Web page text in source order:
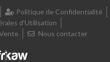
Politique de Confidentialité
d’Utilisation
Nous contacter